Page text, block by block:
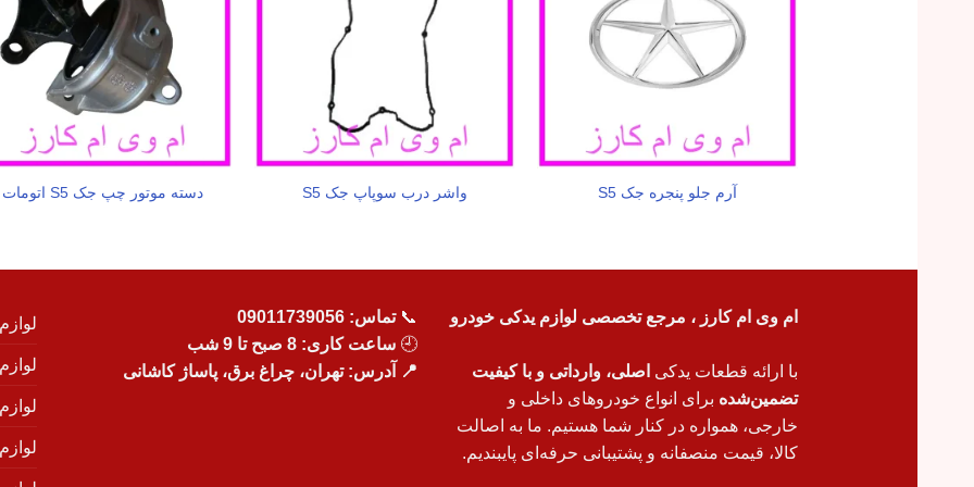
آرم جلو پنجره جک S5 واشر درب سوپاپ جک S5 دسته موتور چپ جک S5 اتومات
ام وی ام کارز ، مرجع تخصصی لوازم یدکی خودرو
با ارائه قطعات یدکی اصلی، وارداتی و با کیفیت
تضمین‌شده برای انواع خودروهای داخلی و
خارجی، همواره در کنار شما هستیم. ما به اصالت
کالا، قیمت منصفانه و پشتیبانی حرفه‌ای پایبندیم.
📞تماس: 09011739056
🕘 ساعت کاری: 8 صبح تا 9 شب
📍 آدرس: تهران، چراغ برق، پاساژ کاشانی